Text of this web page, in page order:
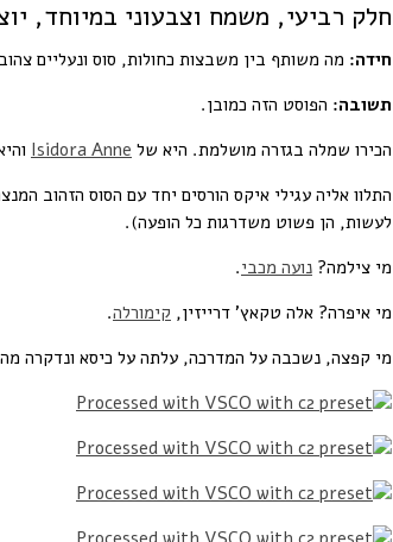
חלק רביעי, משמח וצבעוני במיוחד,
חידה: מה משותף בין משבצות כחולות, סוס ונעליים
תשובה: הפוסט הזה כמובן.
הכירו שמלה בגזרה מושלמת. היא של Isidora Anne
התלוו אליה עגילי איקס הורסים יחד עם הסוס הזהוב
לעשות, הן פשוט משדרגות כל הופעה).
מי צילמה? נועה מכבי.
מי איפרה? אלה טקאץ' דרייזין, קימורלה.
מי קפצה, נשכבה על המדרכה, עלתה על כיסא ונדקרה